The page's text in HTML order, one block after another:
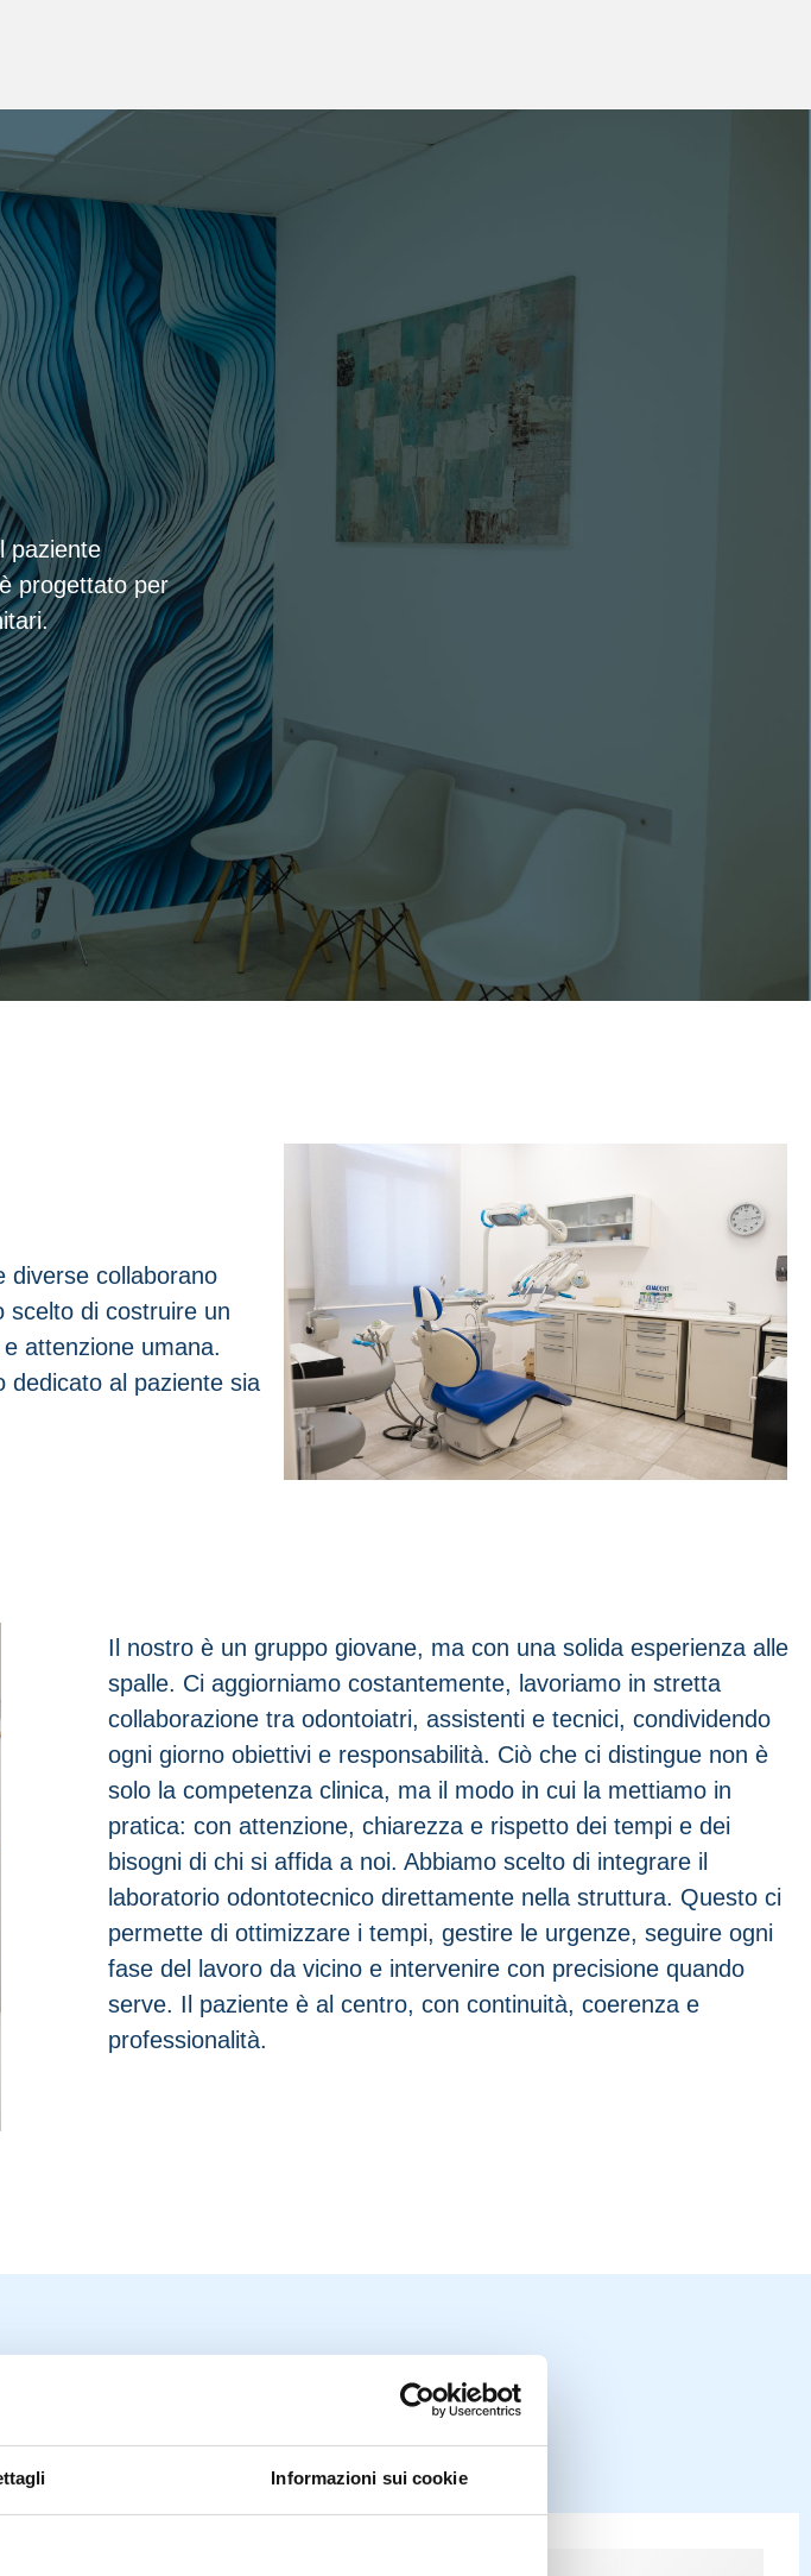
Informazioni sui cookie
paziente
progettato per
diverse collaborano
scelto di costruire un
attenzione umana.
dedicato al paziente sia
Il nostro è un gruppo giovane, ma con una solida esperienza alle
spalle. Ci aggiorniamo costantemente, lavoriamo in stretta
collaborazione tra odontoiatri, assistenti e tecnici, condividendo
ogni giorno obiettivi e responsabilità. Ciò che ci distingue non è
solo la competenza clinica, ma il modo in cui la mettiamo in
pratica: con attenzione, chiarezza e rispetto dei tempi e dei
bisogni di chi si affida a noi. Abbiamo scelto di integrare il
laboratorio odontotecnico direttamente nella struttura. Questo ci
permette di ottimizzare i tempi, gestire le urgenze, seguire ogni
fase del lavoro da vicino e intervenire con precisione quando
serve. Il paziente è al centro, con continuità, coerenza e
professionalità.
visione comune